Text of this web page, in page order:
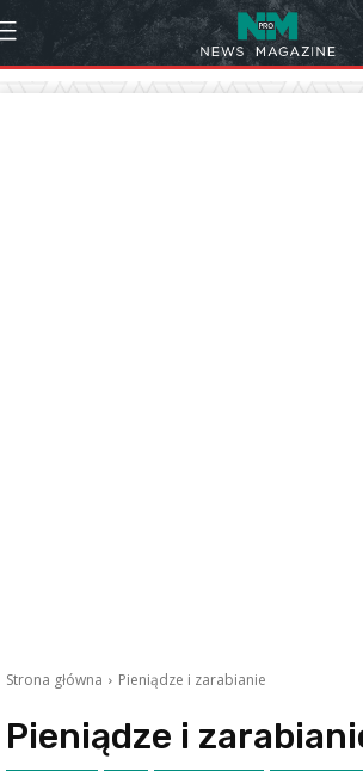
Strona główna Pieniądze i zarabianie
Pieniądze i